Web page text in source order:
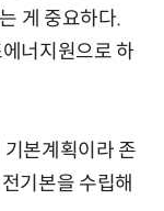
게 중요하다.
너지원으로 하
본계획이라 존
기본을 수립해